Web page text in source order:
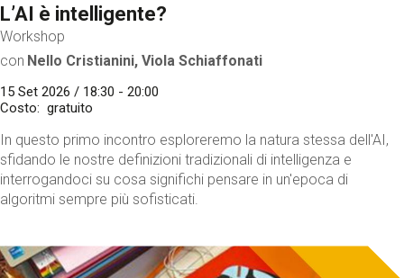
L’AI è intelligente?
Workshop
con Nello Cristianini, Viola Schiaffonati
15 Set 2026 / 18:30 - 20:00
Costo
gratuito
In questo primo incontro esploreremo la natura stessa dell'AI,
sfidando le nostre definizioni tradizionali di intelligenza e
interrogandoci su cosa significhi pensare in un'epoca di
algoritmi sempre più sofisticati.